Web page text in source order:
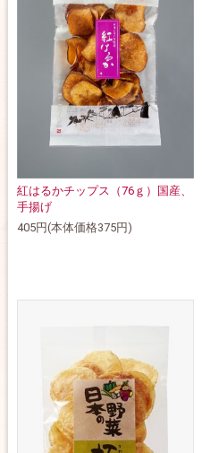
紅はるかチップス（76ｇ）国産、
手揚げ
405円(本体価格375円)